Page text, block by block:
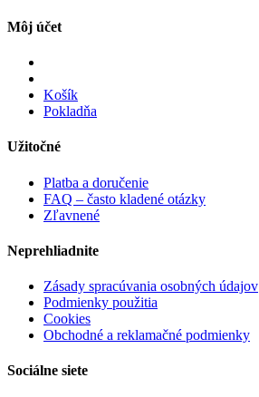
Môj účet
Košík
Pokladňa
Užitočné
Platba a doručenie
FAQ – často kladené otázky
Zľavnené
Neprehliadnite
Zásady spracúvania osobných údajov
Podmienky použitia
Cookies
Obchodné a reklamačné podmienky
Sociálne siete